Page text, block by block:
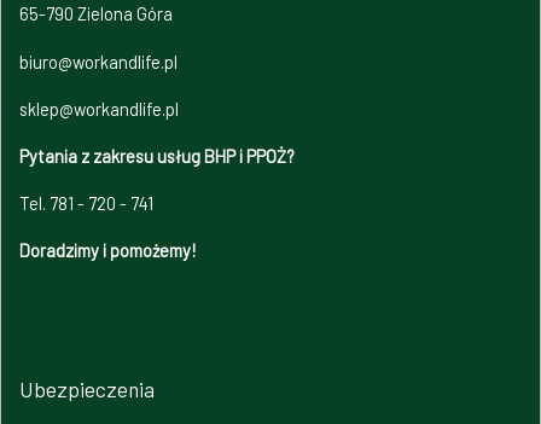
65-790 Zielona Góra
biuro@workandlife.pl
sklep@workandlife.pl
Pytania z zakresu usług BHP i PPOŻ?
Tel. 781 - 720 - 741
Doradzimy i pomożemy!
Ubezpieczenia